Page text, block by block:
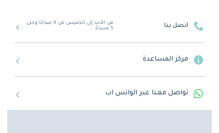
اتصل بنا
من الأحد إلى الخميس من 9 صباحًا وحتى
5 مساءً
مركز المساعدة
تواصل معنا عبر الواتس اب